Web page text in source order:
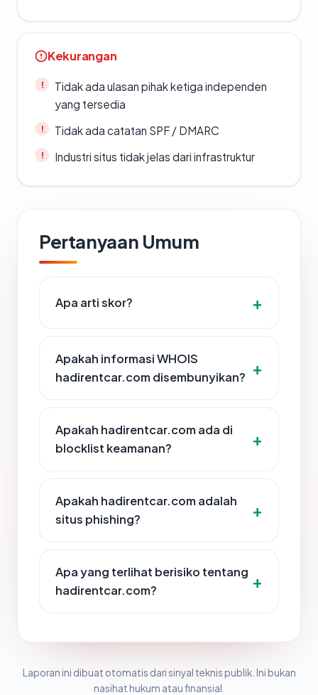
Kekurangan
Tidak ada ulasan pihak ketiga independen
yang tersedia
Tidak ada catatan SPF / DMARC
Industri situs tidak jelas dari infrastruktur
Pertanyaan Umum
Apa arti skor?
Apakah informasi WHOIS
hadirentcar.com disembunyikan?
Apakah hadirentcar.com ada di
blocklist keamanan?
Apakah hadirentcar.com adalah
situs phishing?
Apa yang terlihat berisiko tentang
hadirentcar.com?
Laporan ini dibuat otomatis dari sinyal teknis publik. Ini bukan
nasihat hukum atau finansial.